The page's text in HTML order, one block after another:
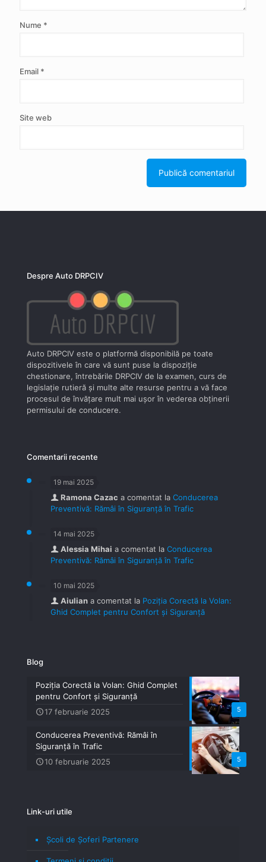
Nume *
Email *
Site web
Despre Auto DRPCIV
Auto DRPCIV este o platformă disponibilă pe toate
dispozitivele în care vă sunt puse la dispoziţie
chestionare, întrebările DRPCIV de la examen, curs de
legislaţie rutieră şi multe alte resurse pentru a vă face
procesul de învăţare mult mai uşor în vederea obţinerii
permisului de conducere.
Comentarii recente
19 mai 2025
Ramona Cazac a comentat la Conducerea
Preventivă: Rămâi în Siguranță în Trafic
14 mai 2025
Alessia Mihai a comentat la Conducerea
Preventivă: Rămâi în Siguranță în Trafic
10 mai 2025
Aiulian a comentat la Poziția Corectă la Volan:
Ghid Complet pentru Confort și Siguranță
Blog
5
Poziția Corectă la Volan: Ghid Complet
pentru Confort și Siguranță
17 februarie 2025
5
Conducerea Preventivă: Rămâi în
Siguranță în Trafic
10 februarie 2025
Link-uri utile
Școli de Șoferi Partenere